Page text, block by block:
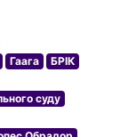
Гаага
БРІК
суду